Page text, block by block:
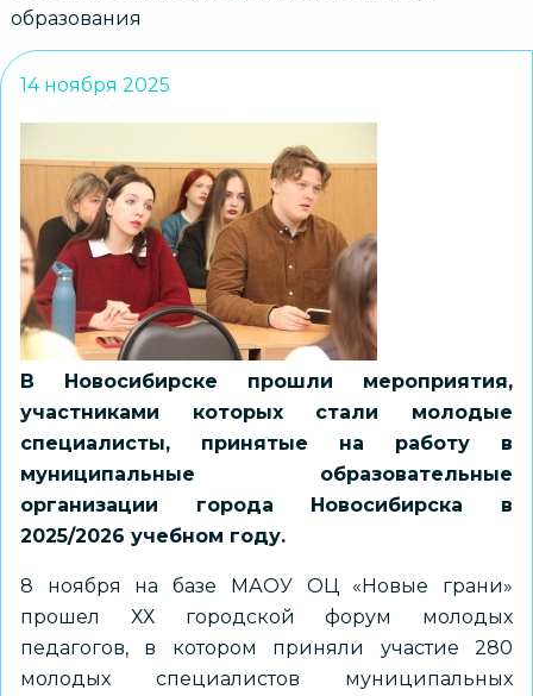
образования
14 ноября 2025
В Новосибирске прошли мероприятия,
участниками которых стали молодые
специалисты, принятые на работу в
муниципальные образовательные
организации города Новосибирска в
2025/2026 учебном году.
8 ноября на базе МАОУ ОЦ «Новые грани»
прошел ХХ городской форум молодых
педагогов, в котором приняли участие 280
молодых специалистов муниципальных